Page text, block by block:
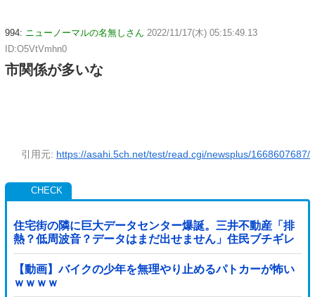
994: ニューノーマルの名無しさん 2022/11/17(木) 05:15:49.13
ID:O5VtVmhn0
市関係が多いな
引用元: https://asahi.5ch.net/test/read.cgi/newsplus/1668607687/
住宅街の隣に巨大データセンター爆誕。三井不動産「排
熱？低周波音？データはまだ出せません」住民ブチギレ
【動画】バイクの少年を無理やり止めるパトカーが怖い
ｗｗｗｗ